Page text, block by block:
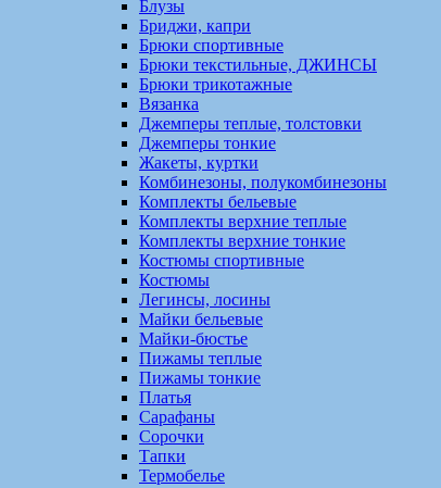
Блузы
Бриджи, капри
Брюки спортивные
Брюки текстильные, ДЖИНСЫ
Брюки трикотажные
Вязанка
Джемперы теплые, толстовки
Джемперы тонкие
Жакеты, куртки
Комбинезоны, полукомбинезоны
Комплекты бельевые
Комплекты верхние теплые
Комплекты верхние тонкие
Костюмы спортивные
Костюмы
Легинсы, лосины
Майки бельевые
Майки-бюстье
Пижамы теплые
Пижамы тонкие
Платья
Сарафаны
Сорочки
Тапки
Термобелье